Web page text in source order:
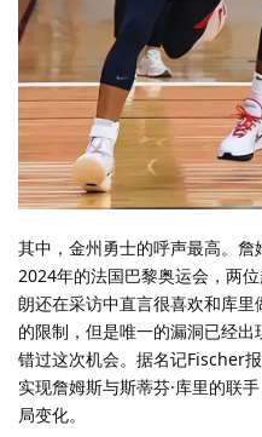
其中，金州勇士的呼声最高。
2024年的法国巴黎奥运会，两
朗还在采访中直言很喜欢和库
的限制，但是唯一的漏洞已经
错过这次机会。据名记Fischer
实现詹姆斯与斯蒂芬·库里的联
局变化。